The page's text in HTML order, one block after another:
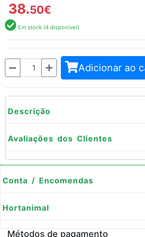
38.50€
Em stock (4 disponível)
Quantidade Adicionar ao
Descrição
Avaliações dos Clientes
Conta / Encomendas
Hortanimal
Métodos de pagamento